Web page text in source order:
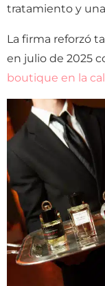
tratamiento y
La firma reforzó
en julio de 2025
boutique en la